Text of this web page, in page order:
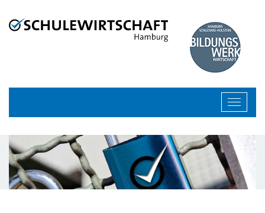
Navigation
springen
Inhalt
springen
Toggle